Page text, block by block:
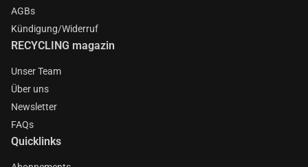
AGBs
Kündigung/Widerruf
RECYCLING magazin
Unser Team
Über uns
Newsletter
FAQs
Quicklinks